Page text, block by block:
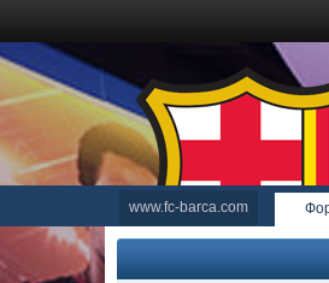
www.fc-barca.com